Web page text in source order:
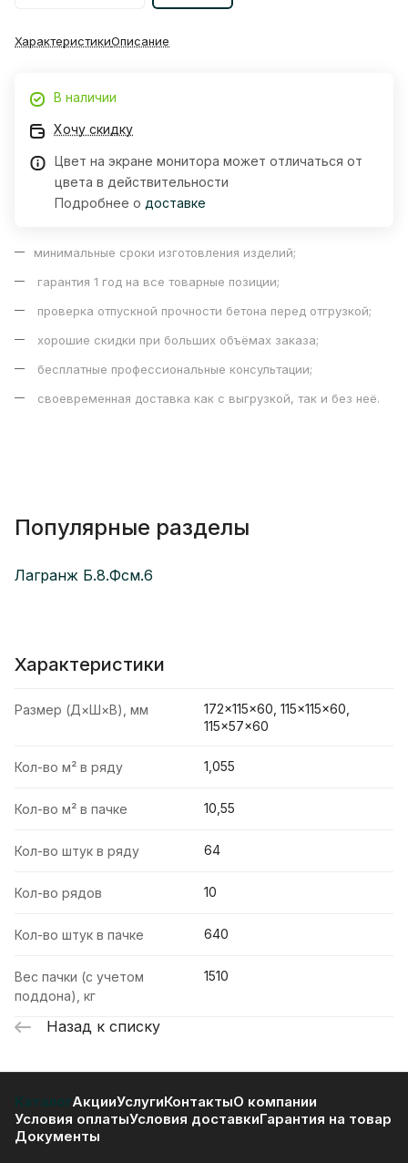
ХарактеристикиОписание
В наличии
Хочу скидку
Цвет на экране монитора может отличаться от
цвета в действительности
Подробнее о доставке
минимальные сроки изготовления изделий;
гарантия 1 год на все товарные позиции;
проверка отпускной прочности бетона перед отгрузкой;
хорошие скидки при больших объёмах заказа;
бесплатные профессиональные консультации;
своевременная доставка как с выгрузкой, так и без неё.
Популярные разделы
Лагранж Б.8.Фсм.6
Характеристики
Размер (Д×Ш×В), мм
172×115×60, 115×115×60,
115×57×60
Кол-во м² в ряду 1,055
Кол-во м² в пачке 10,55
Кол-во штук в ряду 64
Кол-во рядов 10
Кол-во штук в пачке 640
Вес пачки (с учетом
поддона), кг
1510
Назад к списку
КаталогАкцииУслугиКонтактыО компании
Условия оплатыУсловия доставкиГарантия на товар
Документы